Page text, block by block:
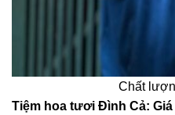
Chất
Tiệm hoa tươi Đình Cả: